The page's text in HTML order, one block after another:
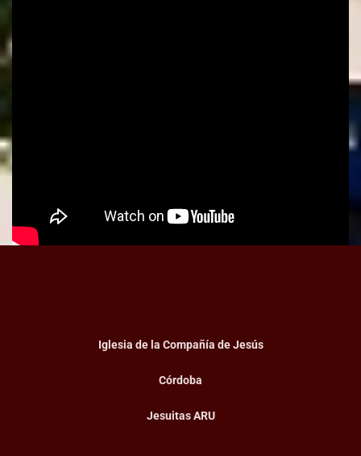
Iglesia de la Compañía de Jesús
Córdoba
Jesuitas ARU